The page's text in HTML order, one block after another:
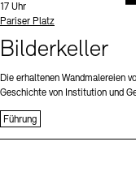
Uhrzeit:
17 Uhr
Standort
Pariser Platz
Bilderkeller
Die erhaltenen Wandmalereien
Geschichte von Institution und
Führung